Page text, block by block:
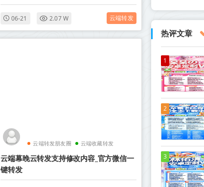
06-21 2.07 W 云端转发
云端转发朋友圈 云端收藏转发
云端幕晚云转发支持修改内容_官方微信一
键转发
热评文章
1
2
3